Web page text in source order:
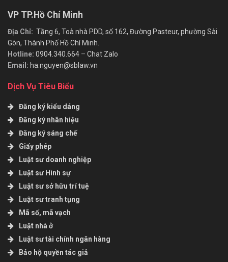
VP TP.Hồ Chí Minh
Địa Chỉ: Tầng 6, Toà nhà PDD, số 162, Đường Pasteur, phường Sài
Gòn, Thành Phố Hồ Chí Minh.
Hotline: 0904.340.664 – Chat Zalo
Email: ha.nguyen@sblaw.vn
Dịch Vụ Tiêu Biểu
Đăng ký kiểu dáng
Đăng ký nhãn hiệu
Đăng ký sáng chế
Giấy phép
Luật sư doanh nghiệp
Luật sư Hình sự
Luật sư sở hữu trí tuệ
Luật sư tranh tụng
Mã số, mã vạch
Luật nhà ở
Luật sư tài chính ngân hàng
Bảo hộ quyền tác giả